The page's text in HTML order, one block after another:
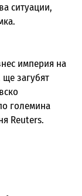
ситуации,
империя на
загубят
големина
Reuters.